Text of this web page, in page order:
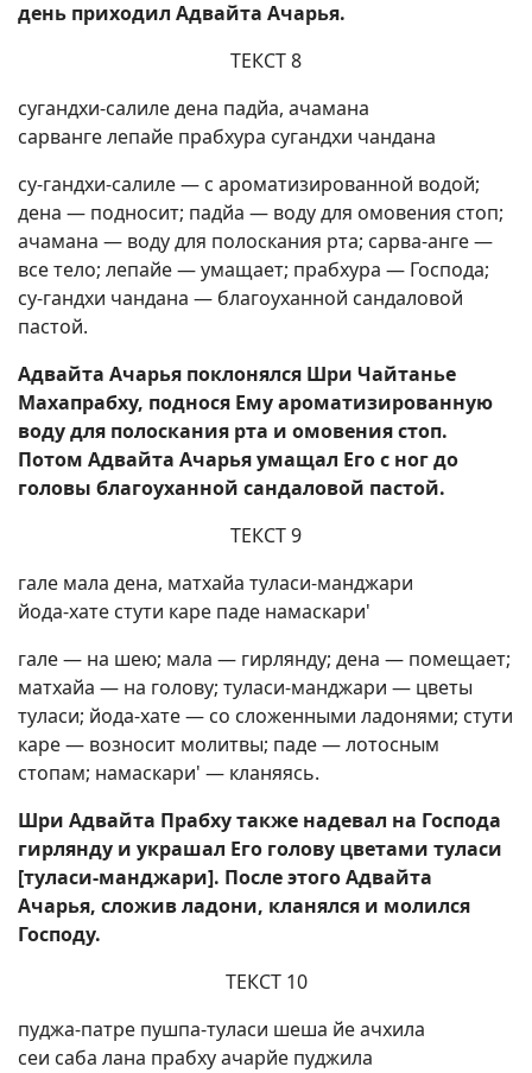
день приходил Адвайта Ачарья.
ТЕКСТ 8
сугандхи-салиле дена падйа, ачамана
сарванге лепайе прабхура сугандхи чандана
су-гандхи-салиле — с ароматизированной водой;
дена — подносит; падйа — воду для омовения стоп;
ачамана — воду для полоскания рта; сарва-анге —
все тело; лепайе — умащает; прабхура — Господа;
су-гандхи чандана — благоуханной сандаловой
пастой.
Адвайта Ачарья поклонялся Шри Чайтанье
Махапрабху, поднося Ему ароматизированную
воду для полоскания рта и омовения стоп.
Потом Адвайта Ачарья умащал Его с ног до
головы благоуханной сандаловой пастой.
ТЕКСТ 9
гале мала дена, матхайа туласи-манджари
йода-хате стути каре паде намаскари'
гале — на шею; мала — гирлянду; дена — помещает;
матхайа — на голову; туласи-манджари — цветы
туласи; йода-хате — со сложенными ладонями; стути
каре — возносит молитвы; паде — лотосным
стопам; намаскари' — кланяясь.
Шри Адвайта Прабху также надевал на Господа
гирлянду и украшал Его голову цветами туласи
[туласи-манджари]. После этого Адвайта
Ачарья, сложив ладони, кланялся и молился
Господу.
ТЕКСТ 10
пуджа-патре пушпа-туласи шеша йе ачхила
сеи саба лана прабху ачарйе пуджила